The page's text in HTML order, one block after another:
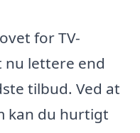
for TV-
nu lettere end
tilbud. Ved at
kan du hurtigt